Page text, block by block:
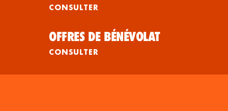
CONSULTER
OFFRES DE BÉNÉVOLAT
CONSULTER